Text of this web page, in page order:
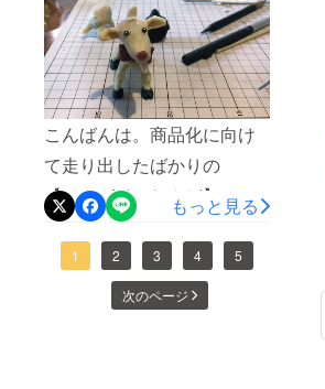
す。おいしいおいしい、東
さんのマンゴー東マンゴー
園ではマンゴーを受粉させ
るためにミツバチをハウス
の中に入れています。その
ミツバチたちが蜂蜜を作
り、蜂蜜を絞った後の巣が
蜜蝋として残るのです。そ
してそれを精製して《えら
ぶ色クレヨン》や【ジャガ
イモねんど】ができるので
先日、和泊町の幼稚園から
ご依頼いただき、「えらぶ
色の天然絵の具」を使った
ワークショップをさせてい
ただきました。《えらぶ色
クレヨン》は色の素となる
顔料と蜜蝋を合わせて作る
のですが、その「顔料」の
うち、赤土、黒土、黄土、
シマ桑、貝殻を細かく粉砕
したパウダーを水に溶かす
こんばんは。商品化に向け
て走り出したばかりの
【ジャガイモねんど】です
が、昨日、クレイアニメの
制作に挑戦致しました！！
Youtubeでユニークな視点か
もっと見る
1 2 3 4 5
次のページ